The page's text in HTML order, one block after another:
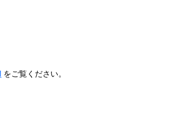
をご覧ください。